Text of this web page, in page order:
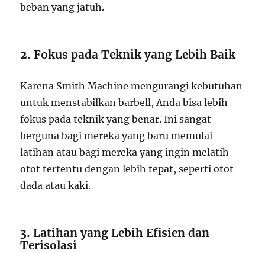
beban yang jatuh.
2.Fokus pada Teknik yang Lebih Baik
Karena Smith Machine mengurangi kebutuhan
untuk menstabilkan barbell, Anda bisa lebih
fokus pada teknik yang benar. Ini sangat
berguna bagi mereka yang baru memulai
latihan atau bagi mereka yang ingin melatih
otot tertentu dengan lebih tepat, seperti otot
dada atau kaki.
3.Latihan yang Lebih Efisien dan
Terisolasi